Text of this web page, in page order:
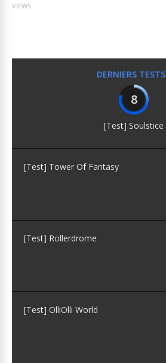
VIEWS
DERNIERS TESTS
8
[Test] Soulstice
[Test] Tower Of Fantasy
[Test] Rollerdrome
[Test] OlliOlli World